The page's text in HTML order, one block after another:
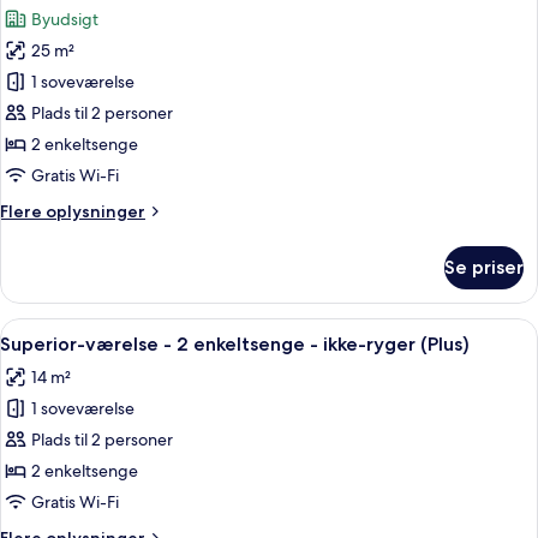
21
View)
-
ikke-
ryger
(Minato
Mirai
21
View)
billeder
af
Deluxe-
værelse
med
2
-
Byudsigt
25 m²
1 soveværelse
Plads til 2 personer
2 enkeltsenge
Gratis Wi-Fi
Flere oplysninger
Flere
værelse
med
2
enkeltsenge
ikke-
ryger
Se priser
Indlæs
alle
billeder
af
Superior-
værelse
-
Et hotelværelse med to senge, et
4
Superior-værelse - 2 enkeltsenge - ikke-ryger (Plus)
14 m²
1 soveværelse
Plads til 2 personer
2 enkeltsenge
Gratis Wi-Fi